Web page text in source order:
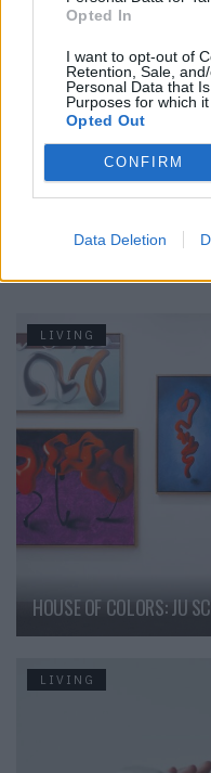
Opted In
I want to opt-out of
Retention, Sale,
Personal Data that
Purposes for which it
Opted Out
CONFIRM
Data Deletion
Schau dirhierdie
Fotos: © Polestar
Nachhaltigkeit kann
sind unsere liebsten
Tags: Dirndln am Feld
LIVING
HOUSE OF COLORS: JU
LIVING